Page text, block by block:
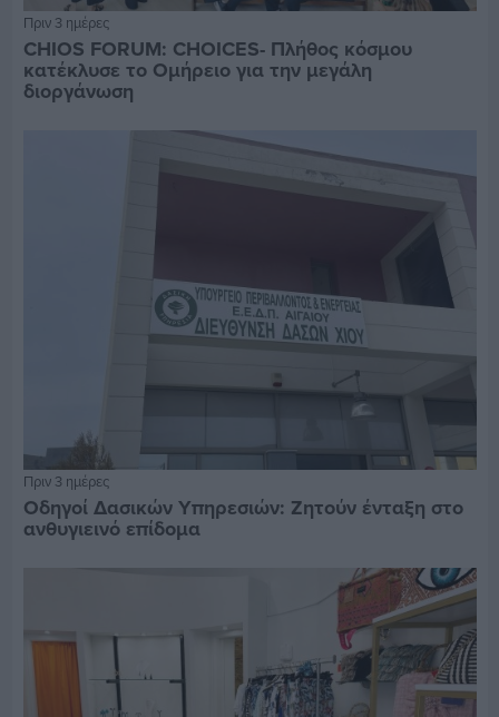
Πριν 3 ημέρες
CHIOS FORUM: CHOICES- Πλήθος κόσμου
κατέκλυσε το Ομήρειο για την μεγάλη
διοργάνωση
Πριν 3 ημέρες
Οδηγοί Δασικών Υπηρεσιών: Ζητούν ένταξη στο
ανθυγιεινό επίδομα